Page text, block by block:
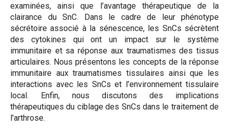
examinées, ainsi que l’avantage thérapeutique de la
clairance du SnC. Dans le cadre de leur phénotype
sécrétoire associé à la sénescence, les SnCs sécrètent
des cytokines qui ont un impact sur le système
immunitaire et sa réponse aux traumatismes des tissus
articulaires. Nous présentons les concepts de la réponse
immunitaire aux traumatismes tissulaires ainsi que les
interactions avec les SnCs et l’environnement tissulaire
local. Enfin, nous discutons des implications
thérapeutiques du ciblage des SnCs dans le traitement de
l’arthrose.